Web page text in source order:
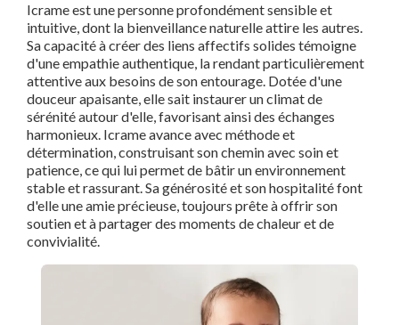
Icrame est une personne profondément sensible et
intuitive, dont la bienveillance naturelle attire les autres.
Sa capacité à créer des liens affectifs solides témoigne
d'une empathie authentique, la rendant particulièrement
attentive aux besoins de son entourage. Dotée d'une
douceur apaisante, elle sait instaurer un climat de
sérénité autour d'elle, favorisant ainsi des échanges
harmonieux. Icrame avance avec méthode et
détermination, construisant son chemin avec soin et
patience, ce qui lui permet de bâtir un environnement
stable et rassurant. Sa générosité et son hospitalité font
d'elle une amie précieuse, toujours prête à offrir son
soutien et à partager des moments de chaleur et de
convivialité.